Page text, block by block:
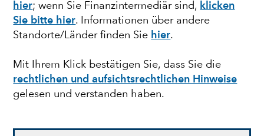
hier; wenn Sie Finanzintermediär sind, klicken
Sie bitte hier. Informationen über andere
Standorte/Länder finden Sie hier.
Mit Ihrem Klick bestätigen Sie, dass Sie die
rechtlichen und aufsichtsrechtlichen Hinweise
gelesen und verstanden haben.
EUROPEAN EQUITY
In europäische
Wachstumschancen
investieren
Lawrence Kymisis